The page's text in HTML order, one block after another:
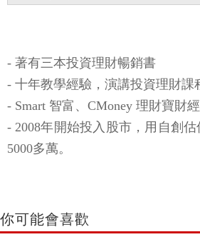
- 著有三本投資理財暢銷書
- 十年教學經驗，演講投資理財課
- Smart 智富、CMoney 理財寶財
- 2008年開始投入股市，用自創
5000多萬。
你可能會喜歡